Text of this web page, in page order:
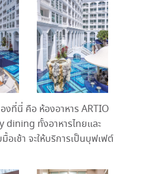
งที่นี่ คือ ห้องอาหาร ARTIO
dining ทั้งอาหารไทยและ
อเช้า จะให้บริการเป็นบุฟเฟต์